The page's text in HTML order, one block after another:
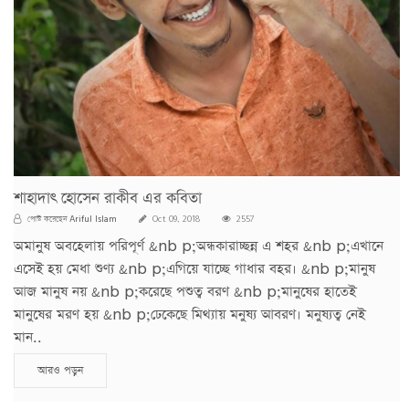
শাহাদাৎ হোসেন রাকীব এর কবিতা
পোস্ট করেছেনAriful Islam Oct 09, 2018 2557
অমানুষ অবহেলায় পরিপূর্ণ &nb p;অন্ধকারাচ্ছন্ন এ শহর &nb p;এখানে
এসেই হয় মেধা শুণ্য &nb p;এগিয়ে যাচ্ছে গাধার বহর। &nb p;মানুষ
আজ মানুষ নয় &nb p;করেছে পশুত্ব বরণ &nb p;মানুষের হাতেই
মানুষের মরণ হয় &nb p;ঢেকেছে মিথ্যায় মনুষ্য আবরণ। মনুষ্যত্ব নেই
মান..
আরও পড়ুন